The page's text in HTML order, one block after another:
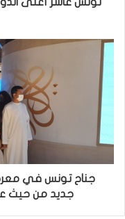
جناح تونس في
جديد من حيث عدد الزوار